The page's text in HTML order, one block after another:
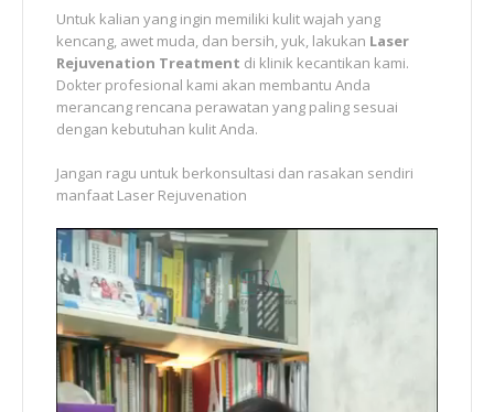
Untuk kalian yang ingin memiliki kulit wajah yang
kencang, awet muda, dan bersih, yuk, lakukan Laser
Rejuvenation Treatment di klinik kecantikan kami.
Dokter profesional kami akan membantu Anda
merancang rencana perawatan yang paling sesuai
dengan kebutuhan kulit Anda.
Jangan ragu untuk berkonsultasi dan rasakan sendiri
manfaat Laser Rejuvenation